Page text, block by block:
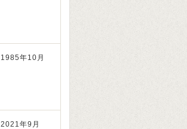
1985年10月
2021年9月